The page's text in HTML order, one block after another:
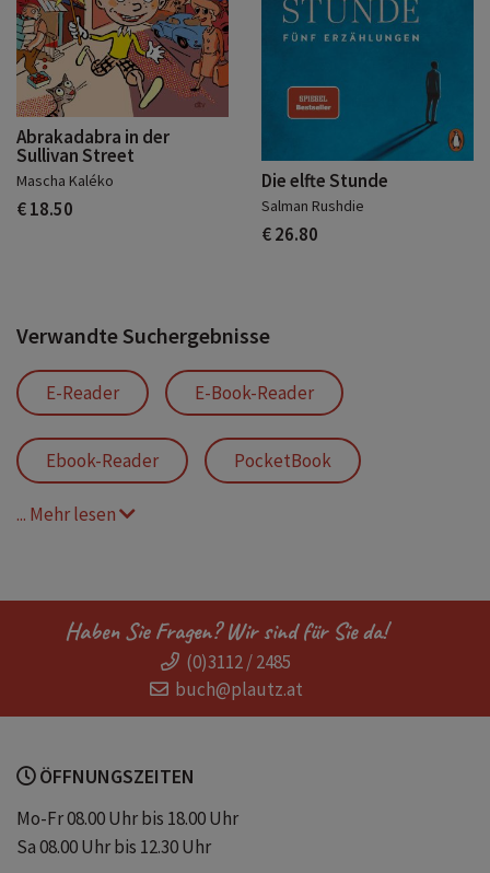
Abrakadabra in der
Sullivan Street
Mascha Kaléko
€ 18.50
Die elfte Stunde
Salman Rushdie
€ 26.80
Verwandte Suchergebnisse
E-Reader E-Book-Reader
Ebook-Reader PocketBook
Verse
... Mehr lesen
Haben Sie Fragen? Wir sind für Sie da!
(0)3112 / 2485
buch@plautz.at
ÖFFNUNGSZEITEN
Mo-Fr 08.00 Uhr bis 18.00 Uhr
Sa 08.00 Uhr bis 12.30 Uhr